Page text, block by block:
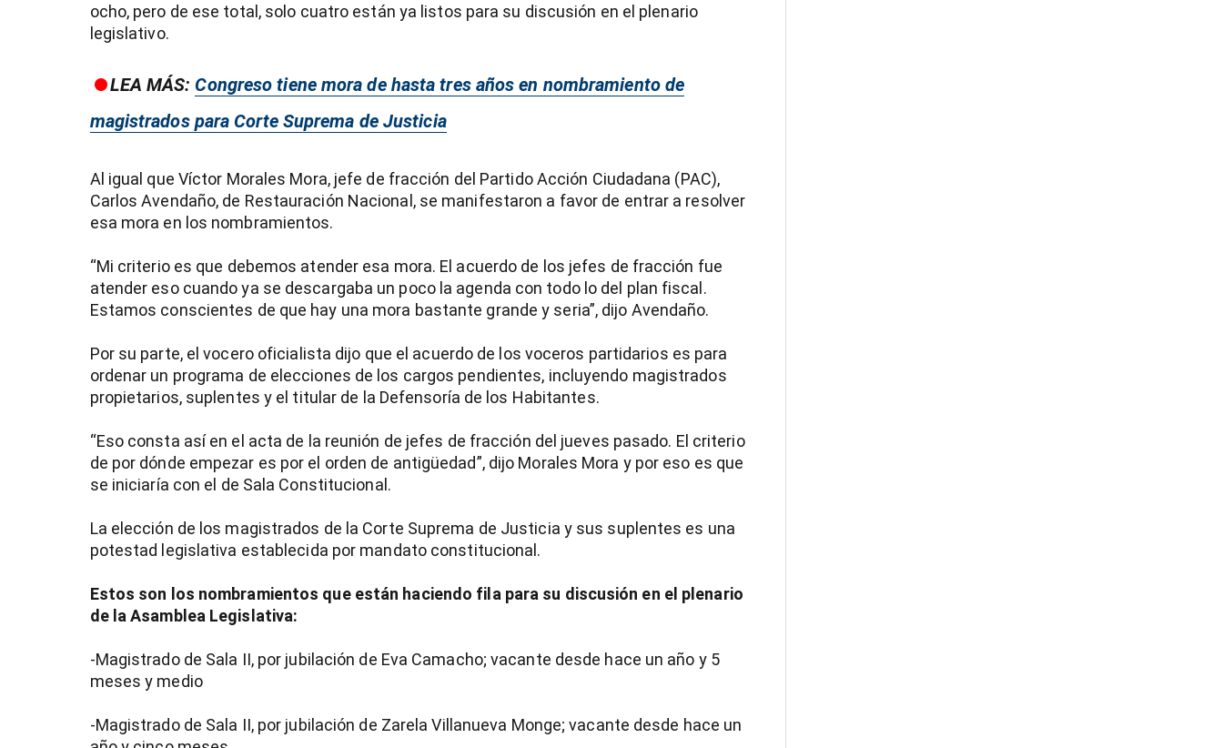
ocho, pero de ese total, solo cuatro están ya listos para su discusión en el plenario
legislativo.
LEA MÁS: Congreso tiene mora de hasta tres años en nombramiento de
magistrados para Corte Suprema de Justicia
Al igual que Víctor Morales Mora, jefe de fracción del Partido Acción Ciudadana (PAC),
Carlos Avendaño, de Restauración Nacional, se manifestaron a favor de entrar a resolver
esa mora en los nombramientos.
“Mi criterio es que debemos atender esa mora. El acuerdo de los jefes de fracción fue
atender eso cuando ya se descargaba un poco la agenda con todo lo del plan fiscal.
Estamos conscientes de que hay una mora bastante grande y seria”, dijo Avendaño.
Por su parte, el vocero oficialista dijo que el acuerdo de los voceros partidarios es para
ordenar un programa de elecciones de los cargos pendientes, incluyendo magistrados
propietarios, suplentes y el titular de la Defensoría de los Habitantes.
“Eso consta así en el acta de la reunión de jefes de fracción del jueves pasado. El criterio
de por dónde empezar es por el orden de antigüedad”, dijo Morales Mora y por eso es que
se iniciaría con el de Sala Constitucional.
La elección de los magistrados de la Corte Suprema de Justicia y sus suplentes es una
potestad legislativa establecida por mandato constitucional.
Estos son los nombramientos que están haciendo fila para su discusión en el plenario
de la Asamblea Legislativa:
-Magistrado de Sala II, por jubilación de Eva Camacho; vacante desde hace un año y 5
meses y medio
-Magistrado de Sala II, por jubilación de Zarela Villanueva Monge; vacante desde hace un